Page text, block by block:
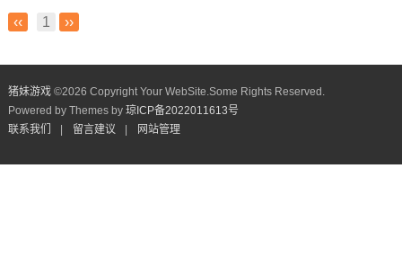
‹‹ 1 ››
猪妹游戏©2026 Copyright Your WebSite.Some Rights Reserved.
Powered by Themes by 琼ICP备2022011613号
联系我们
留言建议 网站管理